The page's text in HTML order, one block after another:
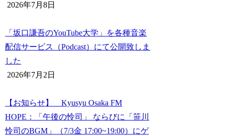
2026年7月8日
「坂口謙吾のYouTube大学」を各種音楽
配信サービス（Podcast）にて公開致しま
した
2026年7月2日
【お知らせ】 Kyusyu Osaka FM
HOPE：「午後の怜司」 ならびに「笹川
怜司のBGM」（7/3金 17:00~19:00）にゲ